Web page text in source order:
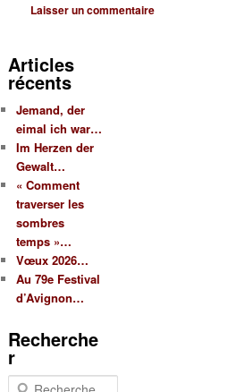
Laisser un commentaire
Articles
récents
Jemand, der
eimal ich war…
Im Herzen der
Gewalt…
« Comment
traverser les
sombres
temps »…
Vœux 2026…
Au 79e Festival
d’Avignon…
Recherche
r